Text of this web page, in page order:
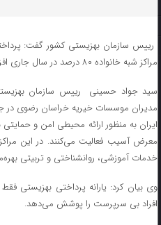
مراکز شبه خانواده ۸۰ درصد در سال جاری افزایش یافته است.
سید جواد حسینی رییس سازمان
مدیران موسسات خیریه خراسان رضوی در
ایران به‌ منظور ارائه محیطی امن و
معرض آسیب فعالیت می‌کنند. در این مراکز
خدمات آموزشی، روانشناختی و تربیتی
افراد بی سرپرست را پوشش می‌دهد.